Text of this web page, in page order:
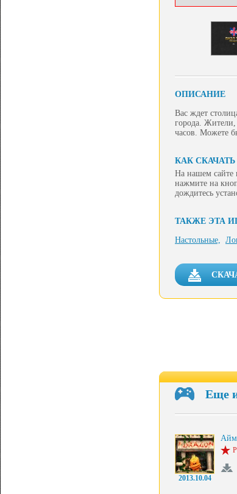
ОПИСАНИЕ
Вас ждет
города. Жители,
часов. Можете
КАК
На нашем сайте
нажмите на
дождитесь
ТАКЖЕ ЭТА
Настольные,
Еще
2013.10.04